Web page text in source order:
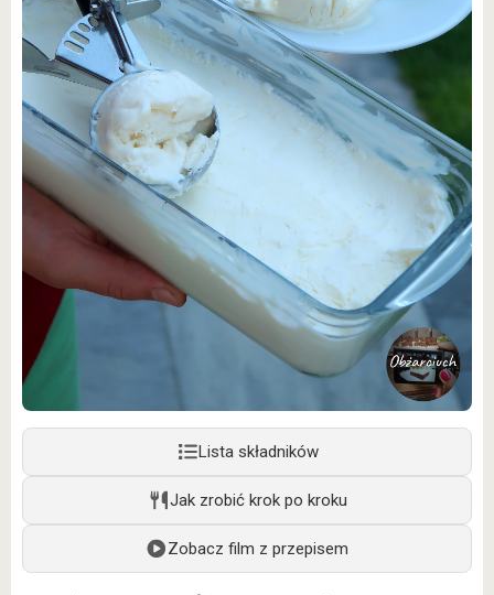
Lista składników
Jak zrobić krok po kroku
Zobacz film z przepisem